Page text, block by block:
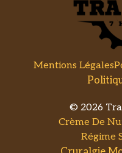
Mentions Légales
© 2026
Crème De
Régime